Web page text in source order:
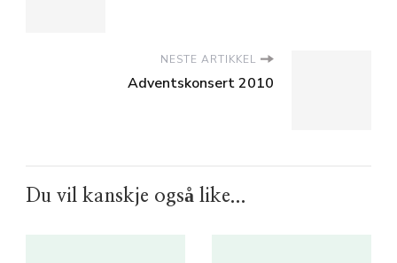
NESTE ARTIKKEL
Adventskonsert 2010
Du vil kanskje også like...